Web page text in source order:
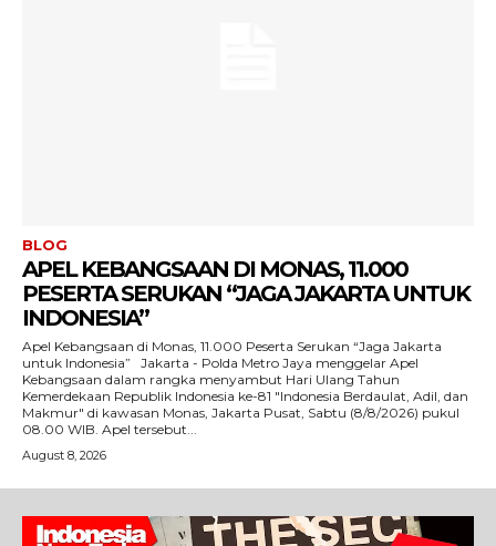
BLOG
APEL KEBANGSAAN DI MONAS, 11.000
PESERTA SERUKAN “JAGA JAKARTA UNTUK
INDONESIA”
Apel Kebangsaan di Monas, 11.000 Peserta Serukan “Jaga Jakarta
untuk Indonesia” Jakarta - Polda Metro Jaya menggelar Apel
Kebangsaan dalam rangka menyambut Hari Ulang Tahun
Kemerdekaan Republik Indonesia ke-81 "Indonesia Berdaulat, Adil, dan
Makmur" di kawasan Monas, Jakarta Pusat, Sabtu (8/8/2026) pukul
08.00 WIB. Apel tersebut...
August 8, 2026